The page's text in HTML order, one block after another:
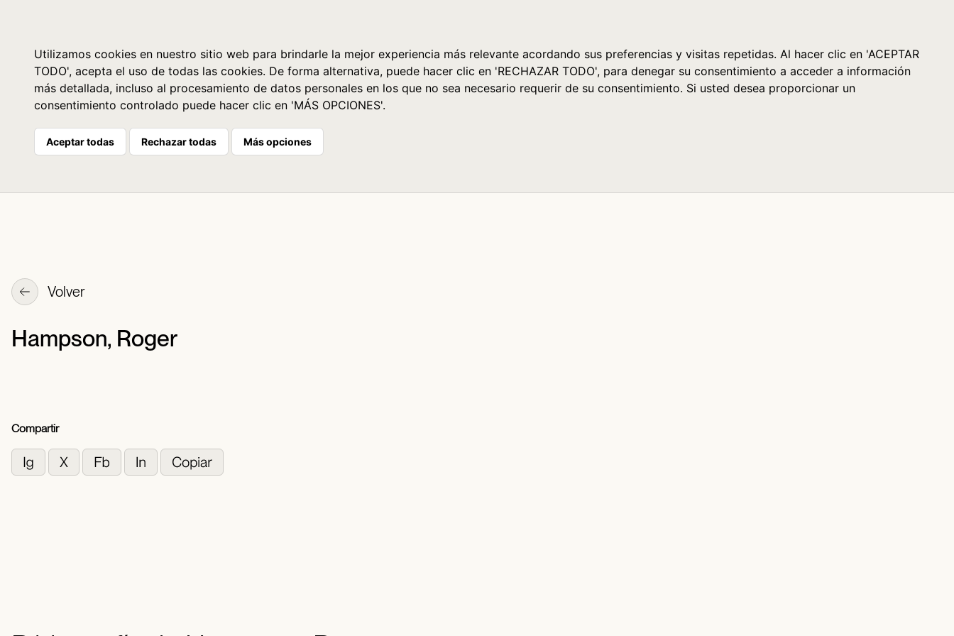
Utilizamos cookies en nuestro sitio web para brindarle la mejor experiencia más relevante acordando sus preferencias y visitas repetidas. Al hacer clic en 'ACEPTAR
TODO', acepta el uso de todas las cookies. De forma alternativa, puede hacer clic en 'RECHAZAR TODO', para denegar su consentimiento a acceder a información
más detallada, incluso al procesamiento de datos personales en los que no sea necesario requerir de su consentimiento. Si usted desea proporcionar un
consentimiento controlado puede hacer clic en 'MÁS OPCIONES'.
Aceptar todas Rechazar todas Más opciones
Volver
Hampson, Roger
Compartir